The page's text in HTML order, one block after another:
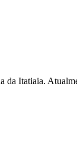
Itatiaia.